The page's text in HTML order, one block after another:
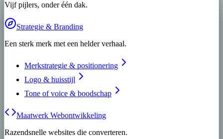
Vijf pijlers, onder één dak.
Strategie & Branding
Een sterk merk met een helder verhaal.
Merkstrategie & positionering
Logo & huisstijl
Tone of voice & boodschap
Maatwerk Webontwikkeling
Razendsnelle websites die converteren.